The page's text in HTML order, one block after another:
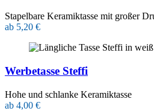
Stapelbare Keramiktasse mit großer
ab 5,20 €
Werbetasse Steffi
Hohe und schlanke Keramiktasse
ab 4,00 €